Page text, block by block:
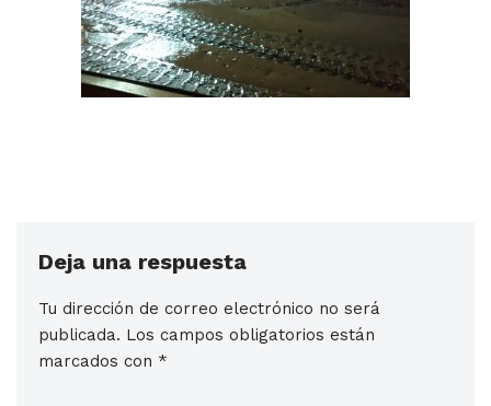
Deja una respuesta
Tu dirección de correo electrónico no será
publicada. Los campos obligatorios están
marcados con *